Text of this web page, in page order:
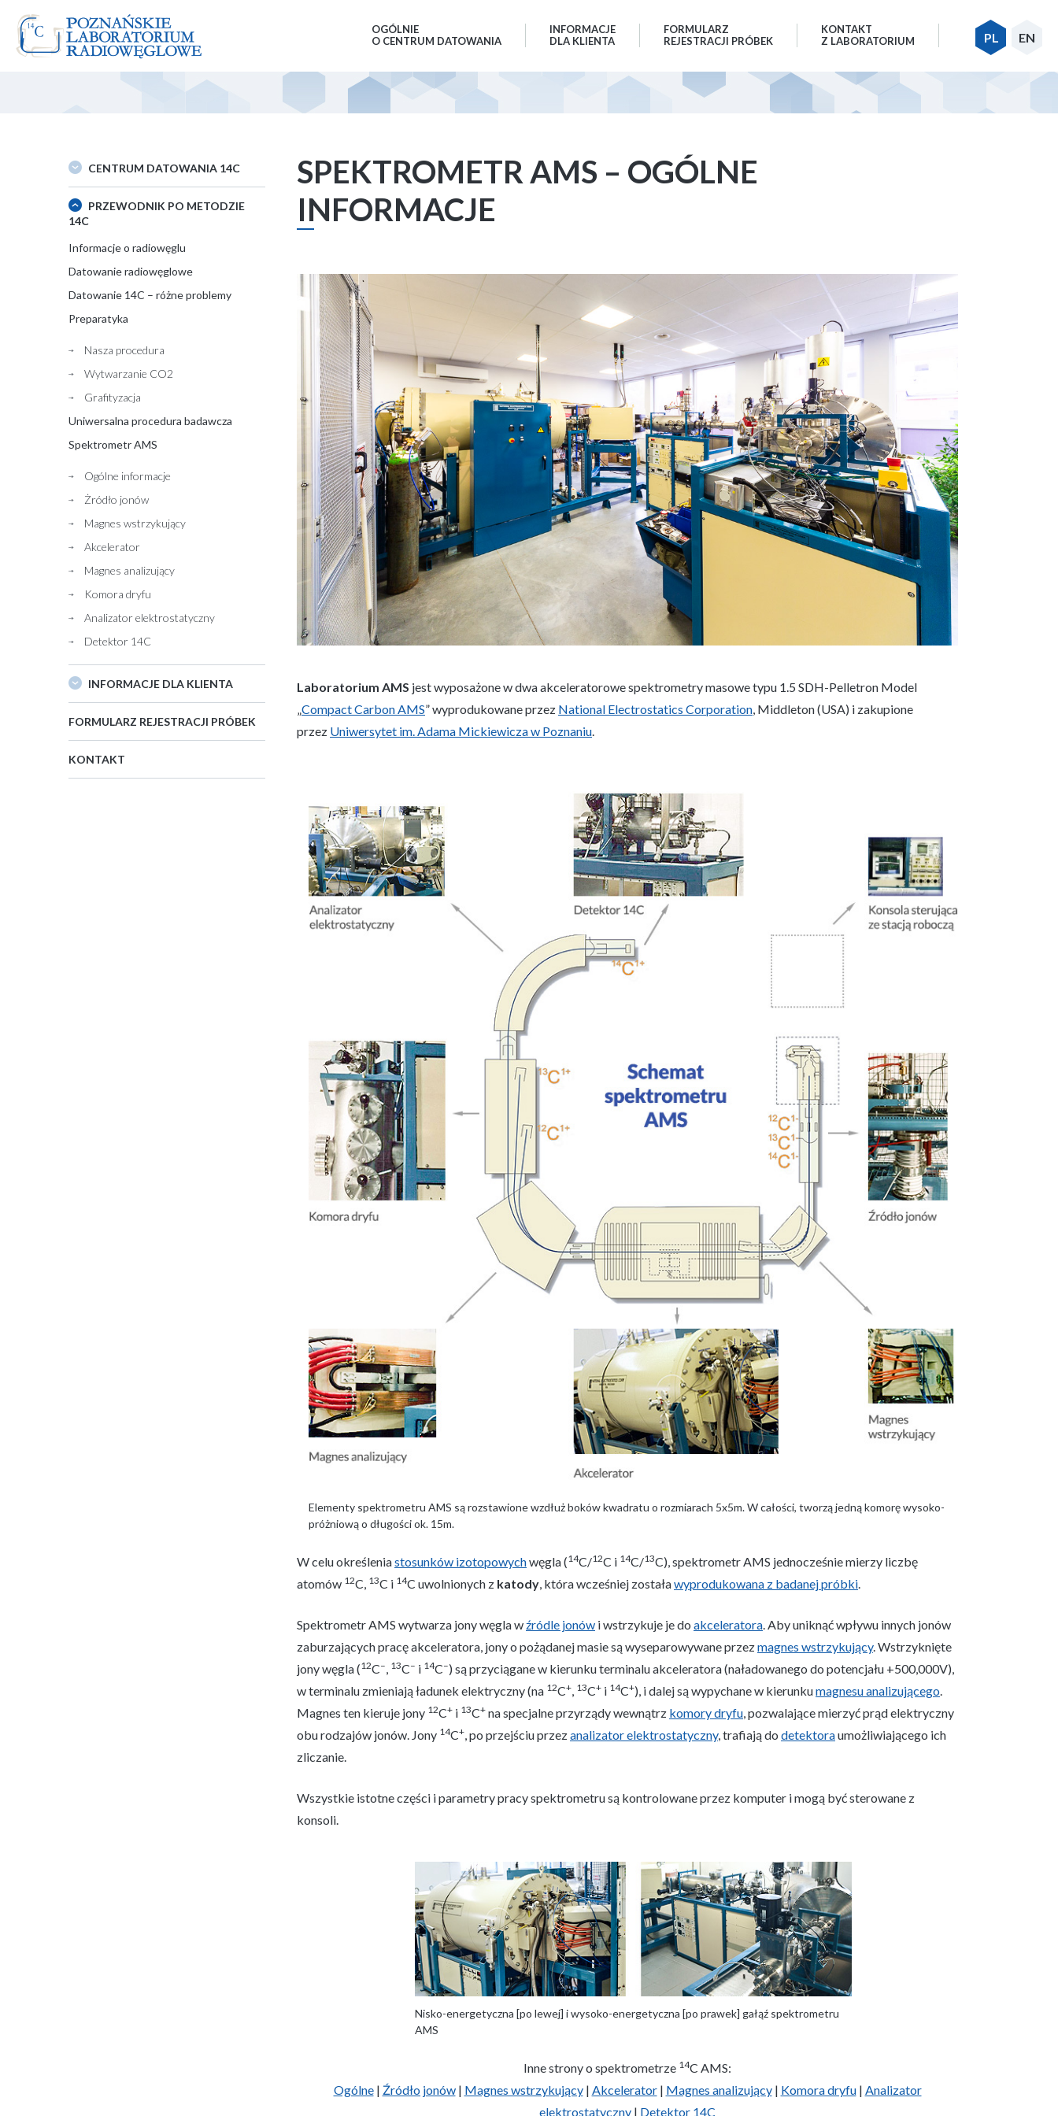
content
PL EN
OGÓLNIE
O CENTRUM DATOWANIA
INFORMACJE
DLA KLIENTA
FORMULARZ
REJESTRACJI PRÓBEK
KONTAKT
Z LABORATORIUM
CENTRUM DATOWANIA 14C
PRZEWODNIK PO METODZIE
14C
Informacje o radiowęglu
Datowanie radiowęglowe
Datowanie 14C – różne problemy
Preparatyka
Nasza procedura
Wytwarzanie CO2
Grafityzacja
Uniwersalna procedura badawcza
Spektrometr AMS
Ogólne informacje
Żródło jonów
Magnes wstrzykujący
Akcelerator
Magnes analizujący
Komora dryfu
Analizator elektrostatyczny
Detektor 14C
INFORMACJE DLA KLIENTA
FORMULARZ REJESTRACJI PRÓBEK
KONTAKT
SPEKTROMETR AMS – OGÓLNE
INFORMACJE
Laboratorium AMS jest wyposażone w dwa akceleratorowe spektrometry masowe typu 1.5 SDH-Pelletron Model
Compact Carbon AMS” wyprodukowane przez National Electrostatics Corporation , Middleton (USA) i zakupione
przez Uniwersytet im. Adama Mickiewicza w Poznaniu
Elementy spektrometru AMS są rozstawione wzdłuż boków kwadratu o rozmiarach 5x5m. W całości, tworzą jedną komorę wysoko-
próżniową o długości ok. 15m.
W celu określeniastosunków izotopowychwęgla (14C/12C i 14C/13C), spektrometr AMS jednocześnie mierzy liczbę
atomów 12C, 13C i 14C uwolnionych z katody, która wcześniej zostaławyprodukowana z badanej próbki.
Spektrometr AMS wytwarza jony węgla wźródle jonów i wstrzykuje je do akceleratora. Aby uniknąć wpływu innych jonów
zaburzających pracę akceleratora, jony o pożądanej masie są wyseparowywane przezmagnes wstrzykujący. Wstrzyknięte
jony węgla (12C–, 13C– i 14C–) są przyciągane w kierunku terminalu akceleratora (naładowanego do potencjału +500,000V),
w terminalu zmieniają ładunek elektryczny (na 12C+, 13C+ i 14C+), i dalej są wypychane w kierunkumagnesu analizującego.
Magnes ten kieruje jony 12C+ i 13C+ na specjalne przyrządy wewnątrz komory dryfu, pozwalające mierzyć prąd elektryczny
obu rodzajów jonów. Jony 14C+, po przejściu przezanalizator elektrostatyczny, trafiają do detektoraumożliwiającego ich
zliczanie.
Wszystkie istotne części i parametry pracy spektrometru są kontrolowane przez komputer i mogą być sterowane z
konsoli.
Nisko-energetyczna [po lewej] i wysoko-energetyczna [po prawek] gałąź spektrometru
AMS
Inne strony o spektrometrze 14C AMS:
Ogólne| Źródło jonów| Magnes wstrzykujący| Akcelerator| Magnes analizujący| Komora dryfu| Analizator
elektrostatyczny | Detektor 14C